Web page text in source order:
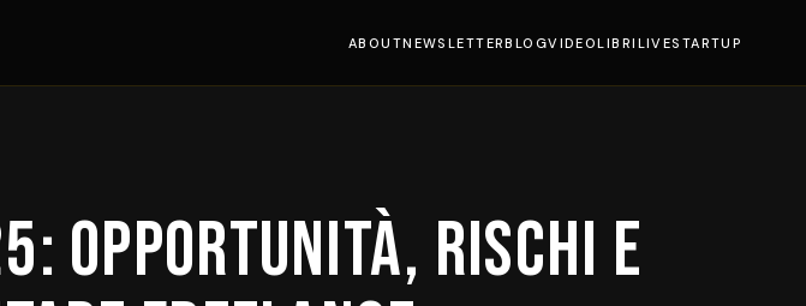
ABOUTNEWSLETTERBLOGVIDEOLIBRI LIVESTARTUP
opportunità, rischi e